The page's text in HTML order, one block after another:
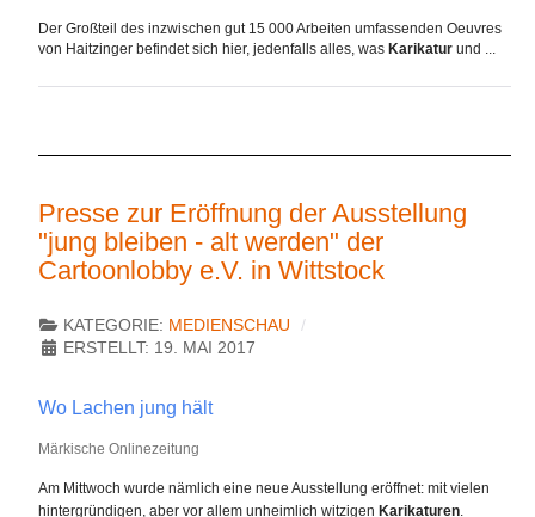
Der Großteil des inzwischen gut 15 000 Arbeiten umfassenden Oeuvres
von Haitzinger befindet sich hier, jedenfalls alles, was Karikatur und ...
Presse zur Eröffnung der Ausstellung
"jung bleiben - alt werden" der
Cartoonlobby e.V. in Wittstock
KATEGORIE: MEDIENSCHAU
ERSTELLT: 19. MAI 2017
Wo Lachen jung hält
Märkische Onlinezeitung
Am Mittwoch wurde nämlich eine neue Ausstellung eröffnet: mit vielen
hintergründigen, aber vor allem unheimlich witzigen Karikaturen.